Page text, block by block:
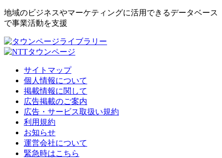
地域のビジネスやマーケティングに活用できるデータベース
で事業活動を支援
サイトマップ
個人情報について
掲載情報に関して
広告掲載のご案内
広告・サービス取扱い規約
利用規約
お知らせ
運営会社について
緊急時はこちら